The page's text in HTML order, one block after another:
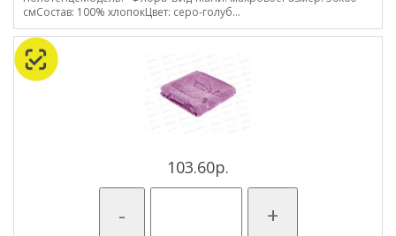
смСостав: 100% хлопокЦвет: серо-голуб...
103.60р.
- +